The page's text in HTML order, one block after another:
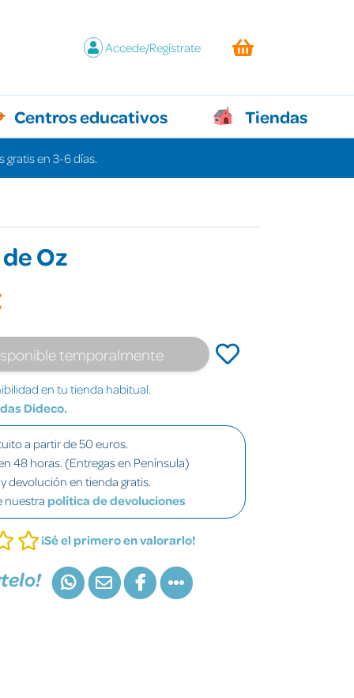
Accede/Regístrate
Centros educativos Tiendas
gratis en 3-6 días.
Oz
temporalmente
en tu tienda habitual.
Dideco.
a partir de 50 euros.
48 horas. (Entregas en Península)
devolución en tienda gratis.
nuestra política de devoluciones
¡Sé el primero en valorarlo!